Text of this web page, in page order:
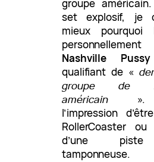
groupe
set explosif, je
mieux pourquoi
Nashville Pussy
qualifiant de «
groupe de
américain ».
l’impression
RollerCoaster
d’une piste
tamponneuse.